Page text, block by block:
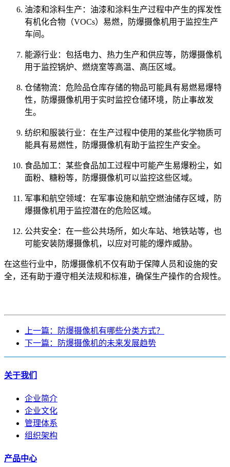
油漆和涂料生产：油漆和涂料生产过程中产生的挥发性
有机化合物（VOCs）易燃，防爆摄像机用于监控生产
车间。
能源行业：包括电力、热力生产和供应等，防爆摄像机
用于监控锅炉、燃烧室等高温、高压区域。
仓储物流：危险品仓库存储的物品可能具有易燃易爆特
性，防爆摄像机用于实时监控仓储环境，防止事故发
生。
纺织和服装行业：在生产过程中使用的某些化学物质可
能具有易燃性，防爆摄像机有助于监控生产安全。
食品加工：某些食品加工过程中可能产生易爆粉尘，如
面粉、糖粉等，防爆摄像机可以监控这些区域。
军事和航空领域：在军事设施和航空燃油储存区域，防
爆摄像机用于监控潜在的危险区域。
公共安全：在一些公共场所，如火车站、地铁站等，也
可能安装防爆摄像机，以应对可能的爆炸威胁。
在这些行业中，防爆摄像机不仅有助于保障人员和设施的安
全，还有助于遵守相关法规和标准，确保生产操作的合规性。
上一篇：防爆摄像机有哪些分类方式？
下一篇：防爆摄像机的未来发展趋势
关于我们
企业简介
企业文化
管理体系
组织架构
产品中心